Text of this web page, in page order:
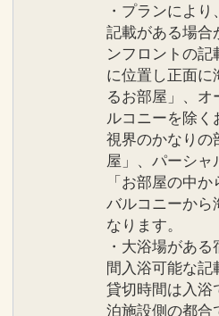
一部のレストランで
ざいます。 ※詳細は
ください。
●「蜃気楼」短パン
ンダルなどでのご来
「シギラ タートルベ
などでのご来店はご
●館内のパブリックス
ポイントタトゥーを
の露出をご遠慮いた
●バスローブ、パジ
オル類は客室内のみ
・プランによ
記載がある場合
ンフロントの記
に位置し正面に
るお部屋」、
ルコニーを除
視界のかなりの
屋」、パーシャ
「お部屋の中
バルコニーから
なります。
・大浴場があ
間入浴可能な記
貸切時間は入浴
泊施設側の都合